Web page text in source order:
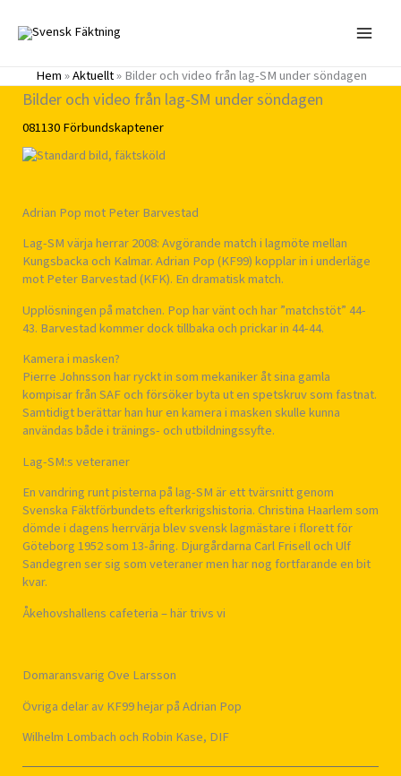
innehåll
Hem»Aktuellt»Bilder och video från lag-SM under söndagen
Bilder och video från lag-SM under söndagen
081130Förbundskaptener
Adrian Pop mot Peter Barvestad
Lag-SM värja herrar 2008: Avgörande match i lagmöte mellan
Kungsbacka och Kalmar. Adrian Pop (KF99) kopplar in i underläge
mot Peter Barvestad (KFK). En dramatisk match.
Upplösningen på matchen. Pop har vänt och har ”matchstöt” 44-
43. Barvestad kommer dock tillbaka och prickar in 44-44.
Kamera i masken?
Pierre Johnsson har ryckt in som mekaniker åt sina gamla
kompisar från SAF och försöker byta ut en spetskruv som fastnat.
Samtidigt berättar han hur en kamera i masken skulle kunna
användas både i tränings- och utbildningssyfte.
Lag-SM:s veteraner
En vandring runt pisterna på lag-SM är ett tvärsnitt genom
Svenska Fäktförbundets efterkrigshistoria. Christina Haarlem som
dömde i dagens herrvärja blev svensk lagmästare i florett för
Göteborg 1952 som 13-åring. Djurgårdarna Carl Frisell och Ulf
Sandegren ser sig som veteraner men har nog fortfarande en bit
kvar.
Åkehovshallens cafeteria – här trivs vi
Domaransvarig Ove Larsson
Övriga delar av KF99 hejar på Adrian Pop
Wilhelm Lombach och Robin Kase, DIF